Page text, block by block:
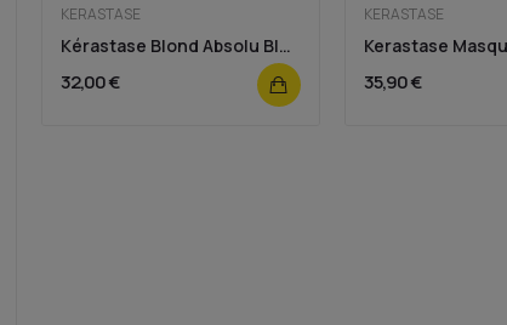
KERASTASE
Kérastase Blond Absolu Blonde Guard Leave-in 190ml
32,00 €
KERASTASE
35,90 €